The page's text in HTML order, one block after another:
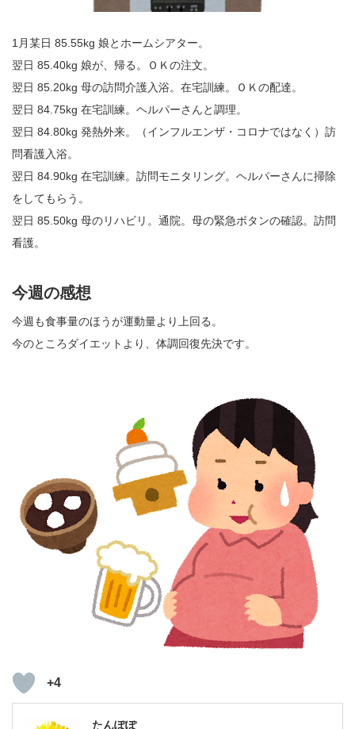
1月某日 85.55kg 娘とホームシアター。
翌日 85.40kg 娘が、帰る。ＯＫの注文。
翌日 85.20kg 母の訪問介護入浴。在宅訓練。ＯＫの配達。
翌日 84.75kg 在宅訓練。ヘルパーさんと調理。
翌日 84.80kg 発熱外来。（インフルエンザ・コロナではなく）訪
問看護入浴。
翌日 84.90kg 在宅訓練。訪問モニタリング。ヘルパーさんに掃除
をしてもらう。
翌日 85.50kg 母のリハビリ。通院。母の緊急ボタンの確認。訪問
看護。
今週の感想
今週も食事量のほうが運動量より上回る。
今のところダイエットより、体調回復先決です。
+4
たんぽぽ